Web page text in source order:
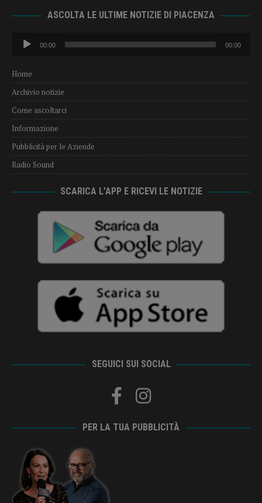
ASCOLTA LE ULTIME NOTIZIE DI PIACENZA
Audio
Player
00:00 00:00
Home
Archivio notizie
Come ascoltarci
Informazione
Pubblicità per le Aziende
Radio Sound
SCARICA L’APP E RICEVI LE NOTIZIE
SEGUICI SUI SOCIAL
PER LA TUA PUBBLICITÀ